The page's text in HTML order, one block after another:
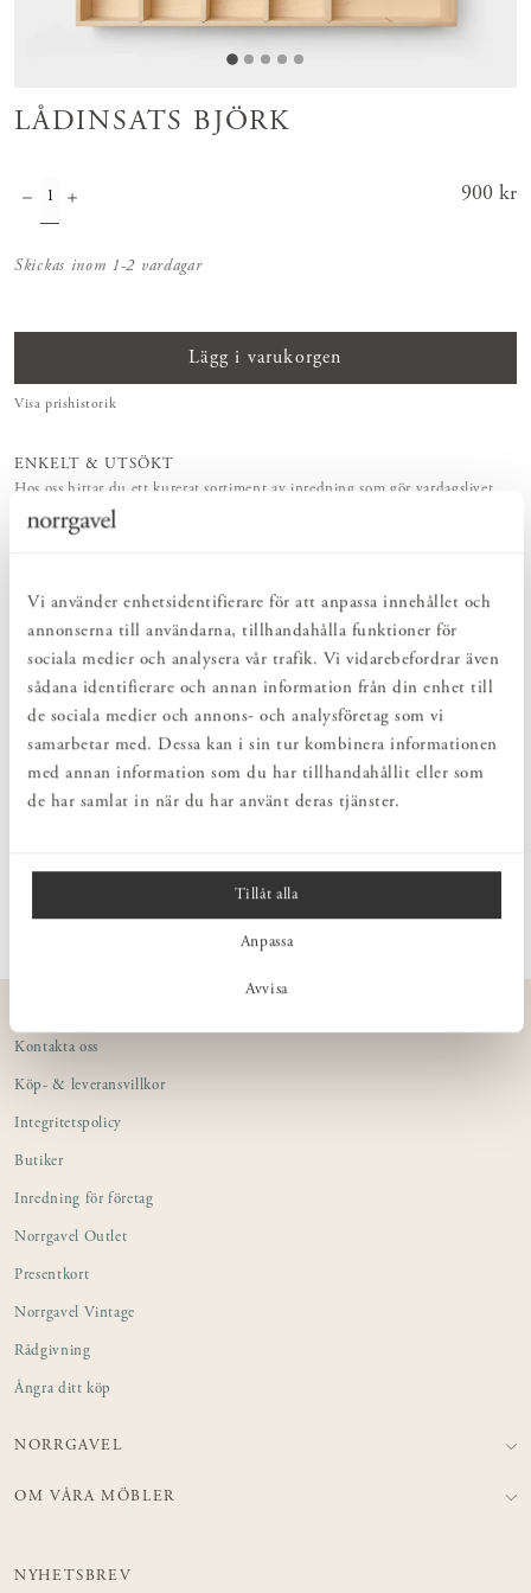
Vi använder enhetsidentifierare för att anpassa innehållet och
annonserna till användarna, tillhandahålla funktioner för
sociala medier och analysera vår trafik. Vi vidarebefordrar även
sådana identifierare och annan information från din enhet till
de sociala medier och annons- och analysföretag som vi
samarbetar med. Dessa kan i sin tur kombinera informationen
med annan information som du har tillhandahållit eller som
de har samlat in när du har använt deras tjänster.
Tillåt alla
Anpassa
Avvisa
LÅDINSATS BJÖRK
Pris :
900 kr
Skickas inom 1-2 vardagar
Lägg i varukorgen
Visa prishistorik
ENKELT & UTSÖKT
Hos oss hittar du ett kurerat sortiment av inredning som gör vardagslivet
både enkelt och vackert.
NATURLIGT & LÅNGSIKTIGT
HARMONISK HELHET
Inredningsdetaljer som kompletterar möblerna och skapar en harmonisk
helhetsupplevelse.
PRODUKTBESKRIVNING
Insats med flyttbara fack. Tillverkas i björk som lämnas
obehandlad.
Kontakta oss
Köp- & leveransvillkor
Integritetspolicy
Butiker
Inredning för företag
Norrgavel Outlet
Presentkort
Norrgavel Vintage
Rådgivning
Ångra ditt köp
NORRGAVEL
OM VÅRA MÖBLER
NYHETSBREV